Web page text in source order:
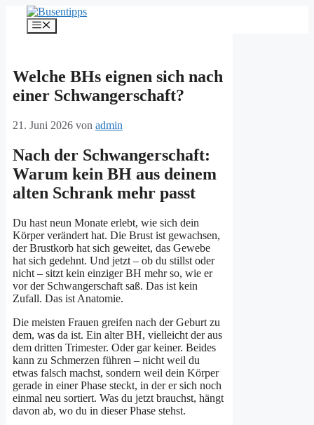
Inhalt
springen
Menü
Welche BHs eignen sich nach
einer Schwangerschaft?
21. Juni 2026 von admin
Nach der Schwangerschaft:
Warum kein BH aus deinem
alten Schrank mehr passt
Du hast neun Monate erlebt, wie sich dein
Körper verändert hat. Die Brust ist gewachsen,
der Brustkorb hat sich geweitet, das Gewebe
hat sich gedehnt. Und jetzt – ob du stillst oder
nicht – sitzt kein einziger BH mehr so, wie er
vor der Schwangerschaft saß. Das ist kein
Zufall. Das ist Anatomie.
Die meisten Frauen greifen nach der Geburt zu
dem, was da ist. Ein alter BH, vielleicht der aus
dem dritten Trimester. Oder gar keiner. Beides
kann zu Schmerzen führen – nicht weil du
etwas falsch machst, sondern weil dein Körper
gerade in einer Phase steckt, in der er sich noch
einmal neu sortiert. Was du jetzt brauchst, hängt
davon ab, wo du in dieser Phase stehst.